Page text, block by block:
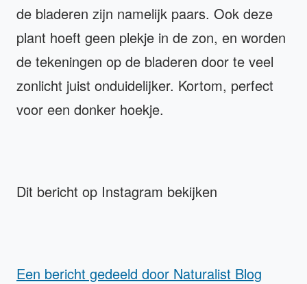
de bladeren zijn namelijk paars. Ook deze
plant hoeft geen plekje in de zon, en worden
de tekeningen op de bladeren door te veel
zonlicht juist onduidelijker. Kortom, perfect
voor een donker hoekje.
Dit bericht op Instagram bekijken
Een bericht gedeeld door Naturalist Blog